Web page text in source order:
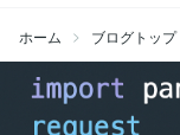
ホーム ブログトップ